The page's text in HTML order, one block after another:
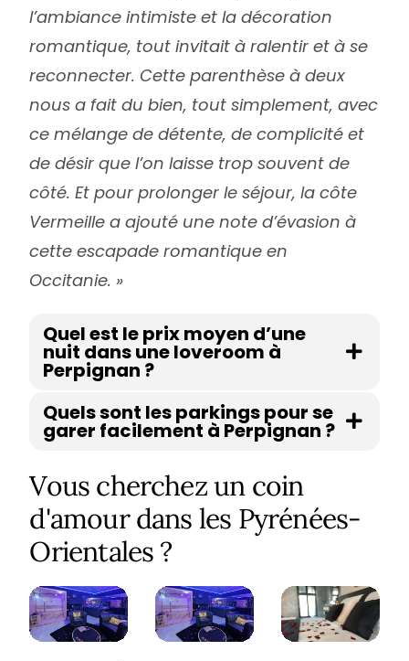
l’ambiance intimiste et la décoration
romantique, tout invitait à ralentir et à se
reconnecter. Cette parenthèse à deux
nous a fait du bien, tout simplement, avec
ce mélange de détente, de complicité et
de désir que l’on laisse trop souvent de
côté. Et pour prolonger le séjour, la côte
Vermeille a ajouté une note d’évasion à
cette escapade romantique en
Occitanie. »
Quel est le prix moyen d’une
nuit dans une loveroom à
Perpignan ?
Quels sont les parkings pour se
garer facilement à Perpignan ?
Vous cherchez un coin
d'amour dans les Pyrénées-
Orientales ?